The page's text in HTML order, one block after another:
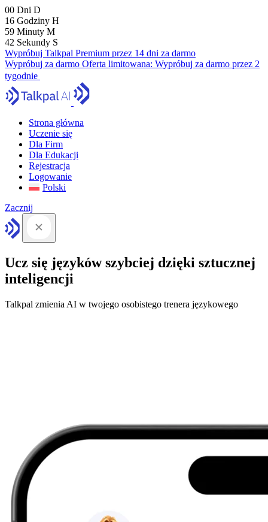
00 Dni D
16 Godziny H
59 Minuty M
41 Sekundy S
Wypróbuj Talkpal Premium przez 14 dni za darmo
Wypróbuj za darmo Oferta limitowana: Wypróbuj za darmo przez 2
tygodnie
Strona główna
Uczenie się
Dla Firm
Dla Edukacji
Rejestracja
Logowanie
Polski
Zacznij
Ucz się języków szybciej dzięki sztucznej
inteligencji
Talkpal zmienia AI w twojego osobistego trenera językowego